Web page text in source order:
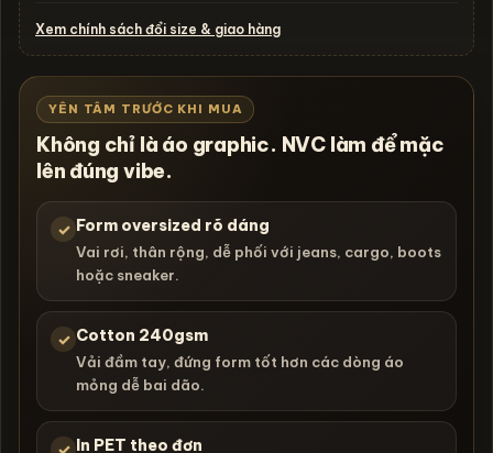
Xem chính sách đổi size & giao hàng
YÊN TÂM TRƯỚC KHI MUA
Không chỉ là áo graphic. NVC làm để mặc
lên đúng vibe.
✓ Form oversized rõ dáng
Vai rơi, thân rộng, dễ phối với jeans, cargo, boots
hoặc sneaker.
✓ Cotton 240gsm
Vải đầm tay, đứng form tốt hơn các dòng áo
mỏng dễ bai dão.
In PET theo đơn